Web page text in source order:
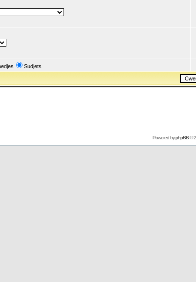
Sudjets
Powered byphpBB©